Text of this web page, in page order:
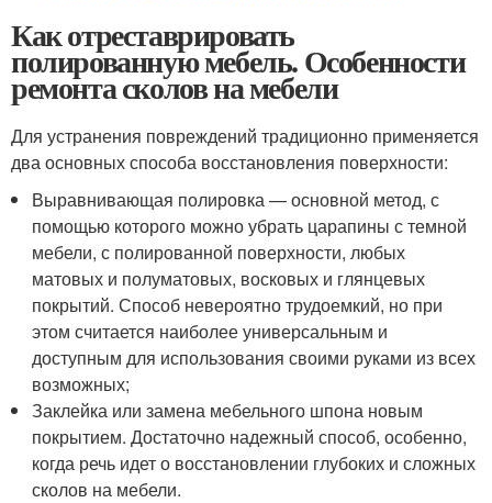
Как отреставрировать
полированную мебель. Особенности
ремонта сколов на мебели
Для устранения повреждений традиционно применяется
два основных способа восстановления поверхности:
Выравнивающая полировка — основной метод, с
помощью которого можно убрать царапины с темной
мебели, с полированной поверхности, любых
матовых и полуматовых, восковых и глянцевых
покрытий. Способ невероятно трудоемкий, но при
этом считается наиболее универсальным и
доступным для использования своими руками из всех
возможных;
Заклейка или замена мебельного шпона новым
покрытием. Достаточно надежный способ, особенно,
когда речь идет о восстановлении глубоких и сложных
сколов на мебели.